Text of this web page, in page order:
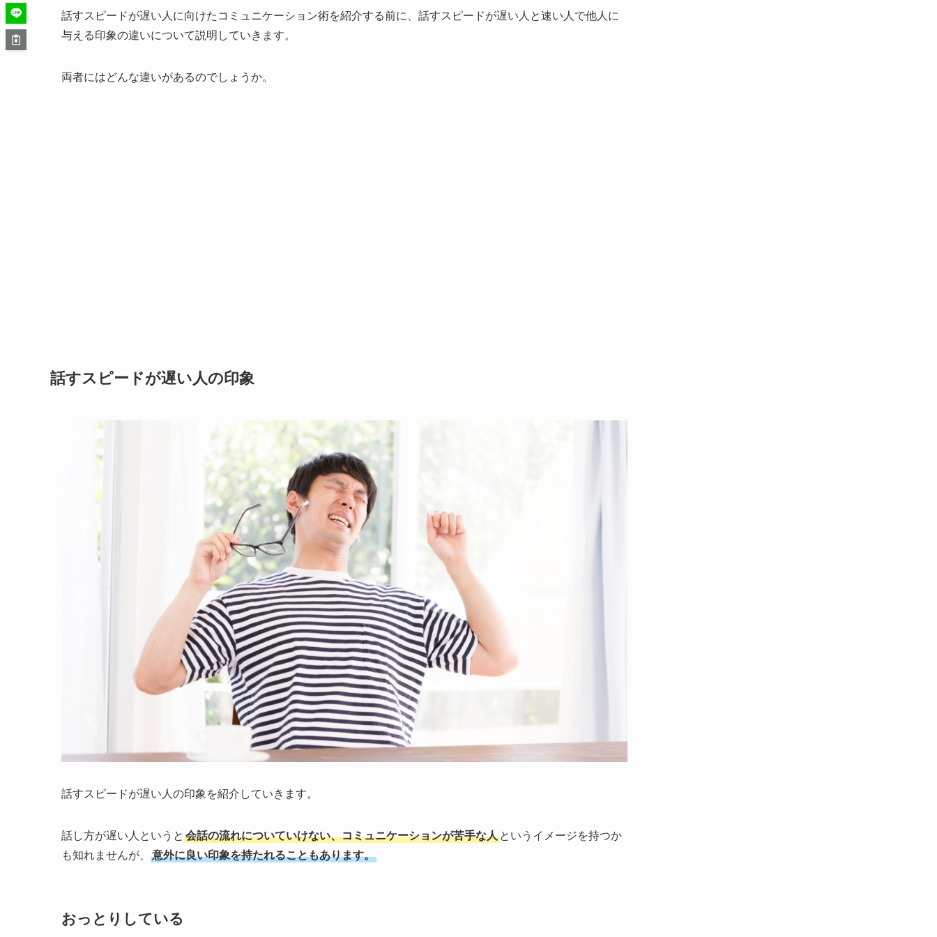
話すスピードが遅い人に向けたコミュニケーション術を紹介する前に、話すスピードが遅い人と速い人で他人に
与える印象の違いについて説明していきます。
両者にはどんな違いがあるのでしょうか。
話すスピードが遅い人の印象
話すスピードが遅い人の印象を紹介していきます。
話し方が遅い人というと 会話の流れについていけない、コミュニケーションが苦手な人 というイメージを持つか
も知れませんが、
意外に良い印象を持たれることもあります。
おっとりしている